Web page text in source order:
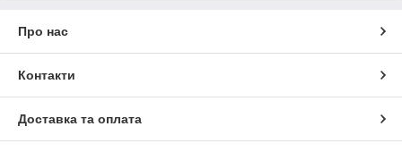
Про нас
Контакти
Доставка та оплата